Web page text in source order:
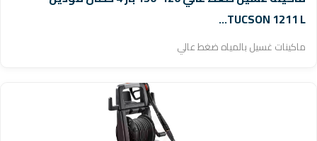
TUCSON 1211 L...
ماكينات غسيل بالمياه ضغط عالي